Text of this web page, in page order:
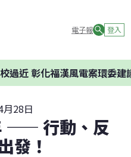
電子報 登入
化福漢風電案環委建議不應
月28日
—— 行動、反
發！